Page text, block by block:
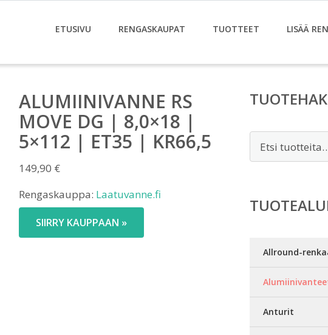
ETUSIVU RENGASKAUPAT TUOTTEET LISÄÄ
ALUMIINIVANNE RS
MOVE DG | 8,0×18 |
5×112 | ET35 | KR66,5
149,90 €
Rengaskauppa: Laatuvanne.fi
SIIRRY KAUPPAAN »
Allround-
Anturit